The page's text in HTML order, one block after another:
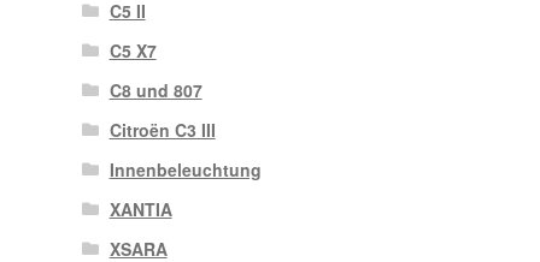
C5 II
C5 X7
C8 und 807
Citroën C3 III
Innenbeleuchtung
XANTIA
XSARA